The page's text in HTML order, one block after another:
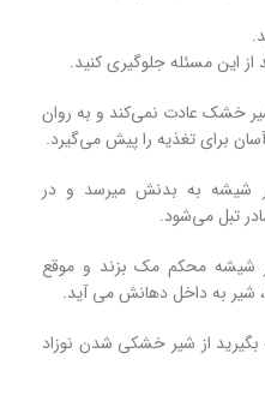
از این مسئله جلوگیری کنید.
خشک عادت نمی‌کند و به روان
برای تغذیه را پیش می‌گیرد.
به بدنش میرسد و در
تبل می‌شود.
شیشه محکم مک بزند و موقع
شیر به داخل دهانش می آید.
بگیرید از شیر خشکی شدن نوزاد